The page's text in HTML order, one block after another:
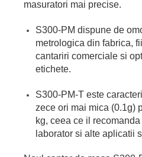
masuratori mai precise.
S300-PM dispune de
metrologica din fabrica,
cantariri comerciale si
etichete.
S300-PM-T este
zece ori mai mica (0.1g)
kg, ceea ce il
laborator si alte aplicatii